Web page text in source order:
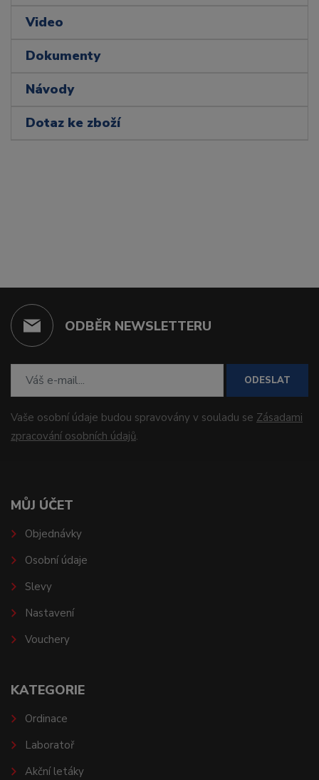
Video
Dokumenty
Návody
Dotaz ke zboží
ODBĚR NEWSLETTERU
ODESLAT
Vaše osobní údaje budou spravovány v souladu se Zásadami
zpracování osobních údajů.
MŮJ ÚČET
Objednávky
Osobní údaje
Slevy
Nastavení
Vouchery
KATEGORIE
Ordinace
Laboratoř
Akční letáky